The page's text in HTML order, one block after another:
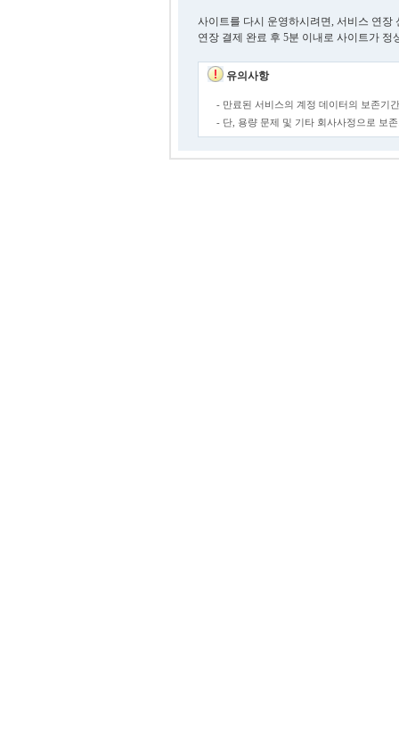
사이트를 다시 운영하시려면, 서비스 연장
연장 결제 완료 후 5분 이내로 사이트가 정
유의사항
- 만료된 서비스의 계정 데이터의 보존기
- 단, 용량 문제 및 기타 회사사정으로 보